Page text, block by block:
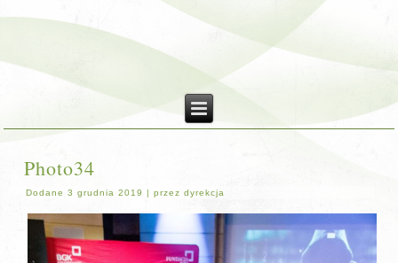
Photo34
Dodane 3 grudnia 2019 |przez dyrekcja